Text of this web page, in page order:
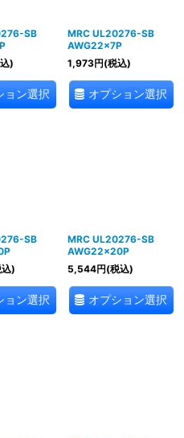
SB
)
ョン選択
MRC UL20276-SB
AWG22×7P
1,973円(税込)
オプション選択
SB
)
ョン選択
MRC UL20276-SB
AWG22×20P
5,544円(税込)
オプション選択